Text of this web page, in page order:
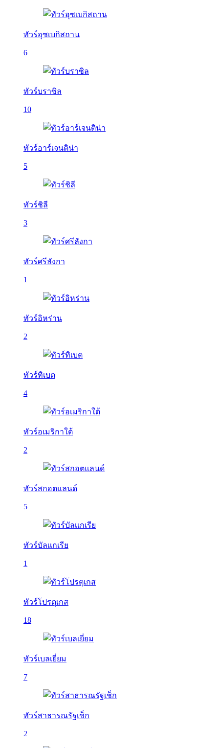
ทัวร์อุซเบกิสถาน
6
ทัวร์บราซิล
10
ทัวร์อาร์เจนติน่า
5
ทัวร์ชิลี
3
ทัวร์ศรีลังกา
1
ทัวร์อิหร่าน
2
ทัวร์ทิเบต
4
ทัวร์อเมริกาใต้
2
ทัวร์สกอตแลนด์
5
ทัวร์บัลเเกเรีย
1
ทัวร์โปรตุเกส
18
ทัวร์เบลเยี่ยม
7
ทัวร์สาธารณรัฐเช็ก
2